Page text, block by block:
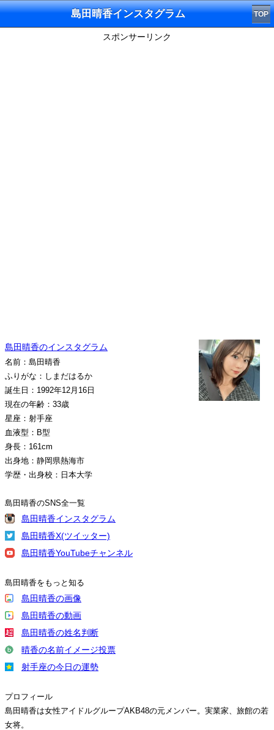
島田晴香インスタグラム TOP
スポンサーリンク
島田晴香のインスタグラム
名前：島田晴香
ふりがな：しまだはるか
誕生日：1992年12月16日
現在の年齢：33歳
星座：射手座
血液型：B型
身長：161cm
出身地：静岡県熱海市
学歴・出身校：日本大学
島田晴香のSNS全一覧
島田晴香インスタグラム
島田晴香X(ツイッター)
島田晴香YouTubeチャンネル
島田晴香をもっと知る
島田晴香の画像
島田晴香の動画
島田晴香の姓名判断
晴香の名前イメージ投票
射手座の今日の運勢
プロフィール
島田晴香は女性アイドルグループAKB48の元メンバー。実業家、旅館の若
女将。